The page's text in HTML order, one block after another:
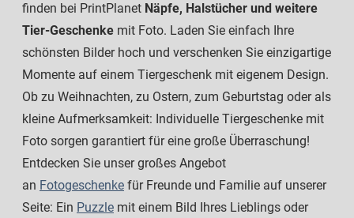
finden bei PrintPlanet Näpfe, Halstücher und weitere
Tier-Geschenke mit Foto. Laden Sie einfach Ihre
schönsten Bilder hoch und verschenken Sie einzigartige
Momente auf einem Tiergeschenk mit eigenem Design.
Ob zu Weihnachten, zu Ostern, zum Geburtstag oder als
kleine Aufmerksamkeit: Individuelle Tiergeschenke mit
Foto sorgen garantiert für eine große Überraschung!
Entdecken Sie unser großes Angebot
an Fotogeschenke für Freunde und Familie auf unserer
Seite: Ein Puzzle mit einem Bild Ihres Lieblings oder